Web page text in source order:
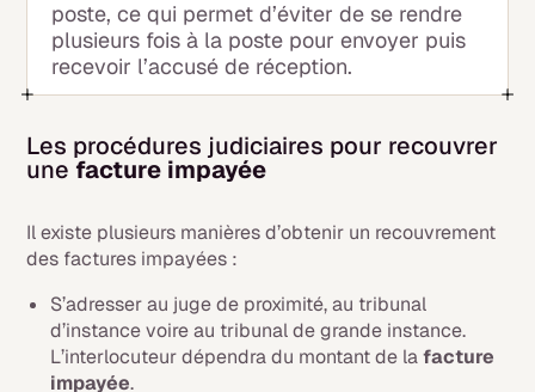
poste, ce qui permet d’éviter de se rendre
plusieurs fois à la poste pour envoyer puis
recevoir l’accusé de réception.
Les procédures judiciaires pour recouvrer
une facture impayée
Il existe plusieurs manières d’obtenir un recouvrement
des factures impayées :
S’adresser au juge de proximité, au tribunal
d’instance voire au tribunal de grande instance.
L’interlocuteur dépendra du montant de lafacture
impayée.